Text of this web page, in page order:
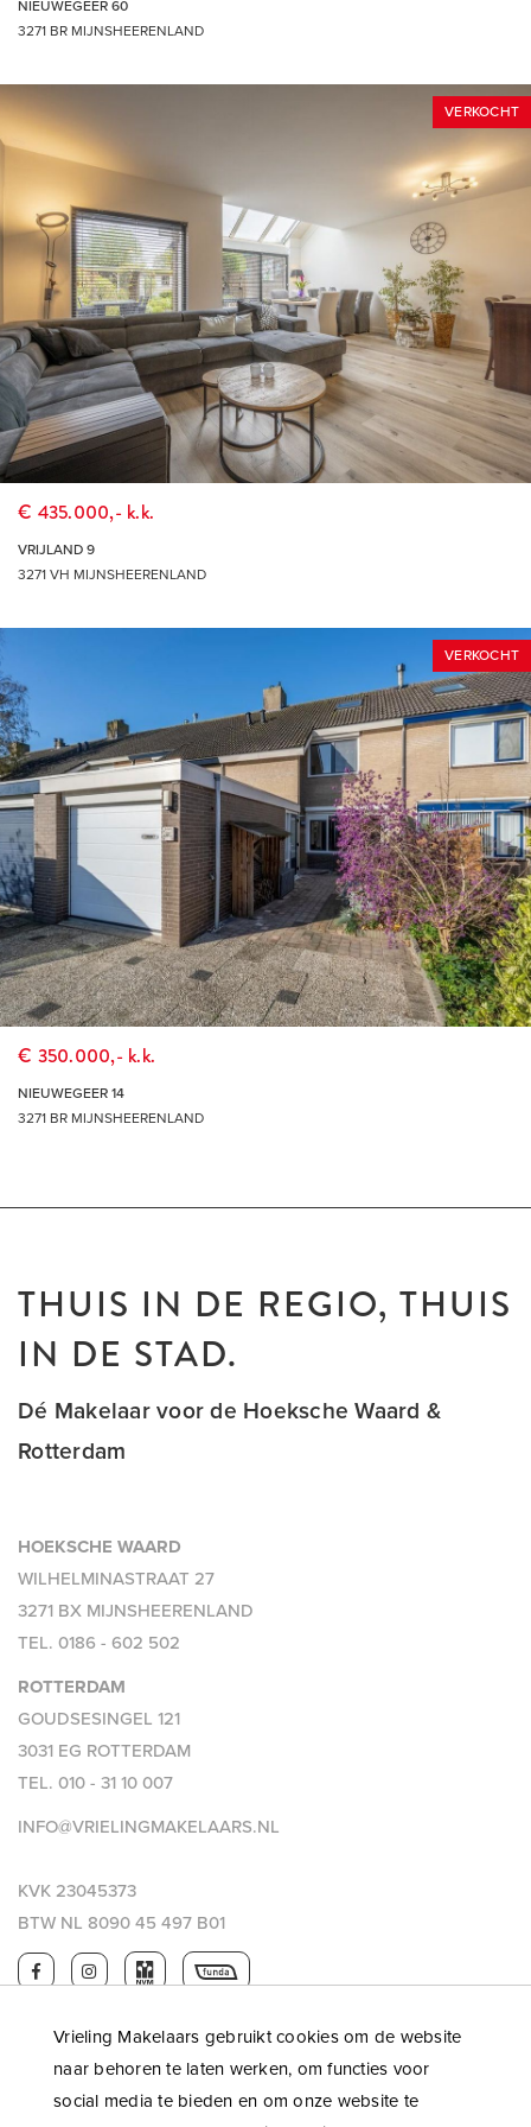
Vrieling Makelaars gebruikt cookies om de website
naar behoren te laten werken, om functies voor
social media te bieden en om onze website te
Op ongeveer 1 kilometer afstand ligt recreatieoord ‘de
attracties waaronder het openluchtzwembad, de
kinderboerderij en Restaurant Brasserie Binnenmaas. De
uitvalswegen en het openbaar vervoer zorgen voor een
goede bereikbaarheid van Mijnsheerenland. Zo brengt de
bus je in 20 minuten naar Rotterdam Zuidplein en met de auto
is dat zelfs nog sneller. Het is fijn wonen in Mijnsheerenland.
Met de rust, de veiligheid, de ruimte en de natuur van een
dorp en de nabijheid van een grote stad.
ENTHOUSIAST?
Maak gerust een afspraak voor een vrijblijvende bezichtiging.
Dat is mogelijk tijdens kantooruren, maar ook ’s avonds en
op zaterdag. Bekijk onze website voor extra informatie over
EIGEN NVM MAKELAAR
partij. Ons advies bij het kopen van jouw nieuwe woning is
dan ook om je eigen NVM-aankoopmakelaar mee te nemen.
TOT SLOT
Deze presentatie is met zorg samengesteld, onder andere
(maar niet uitsluitend) aan de hand van de door
opdrachtgever (verkoper/verhuurder) aan makelaar verstrekte
gegevens en tekeningen. Desondanks kunnen aan deze
presentatie geen rechten worden ontleend en aanvaardt de
makelaar of zijn opdrachtgever (verkoper/verhuurder) geen
enkele aansprakelijkheid voor enige onvolledigheid,
onjuistheid of anderszins -dan wel de gevolgen daarvan- van
de in deze presentatie verstrekte informatie of elke andere
belanghebbende) verstrekte informatie m.b.t. het te koop (of
te huur) aangeboden object. Alle opgegeven maten en
DÉ MAKELAAR VOOR DE HOEKSCHE WAARD &
NIEUWEGEER 60
3271 BR MIJNSHEERENLAND
VERKOCHT
€ 435.000,- k.k.
VRIJLAND 9
3271 VH MIJNSHEERENLAND
VERKOCHT
€ 350.000,- k.k.
NIEUWEGEER 14
3271 BR MIJNSHEERENLAND
THUIS IN DE REGIO, THUIS
IN DE STAD.
Dé Makelaar voor de Hoeksche Waard &
Rotterdam
HOEKSCHE WAARD
WILHELMINASTRAAT 27
3271 BX MIJNSHEERENLAND
TEL. 0186 - 602 502
ROTTERDAM
GOUDSESINGEL 121
3031 EG ROTTERDAM
TEL. 010 - 31 10 007
INFO@VRIELINGMAKELAARS.NL
KVK 23045373
BTW NL 8090 45 497 B01